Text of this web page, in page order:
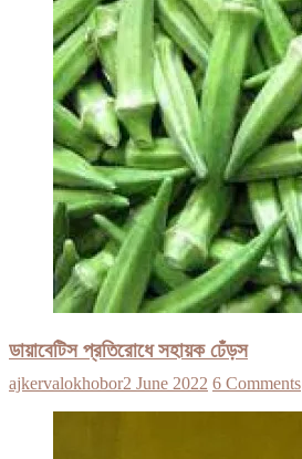
ডায়াবেটিস প্রতিরোধে সহায়ক ঢেঁড়স
ajkervalokhobor2 June 2022 6 Comments